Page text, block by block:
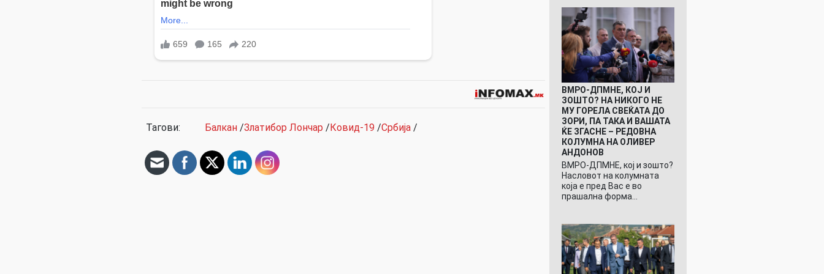
Тагови: Балкан /Златибор Лончар /Ковид-19 /Србија /
ВМРО-ДПМНЕ, КОЈ И
ЗОШТО? НА НИКОГО НЕ
МУ ГОРЕЛА СВЕЌАТА ДО
ЗОРИ, ПА ТАКА И ВАШАТА
ЌЕ ЗГАСНЕ – РЕДОВНА
КОЛУМНА НА ОЛИВЕР
АНДОНОВ
ВМРО-ДПМНЕ, кој и зошто?
Насловот на колумната
која е пред Вас е во
прашална форма…